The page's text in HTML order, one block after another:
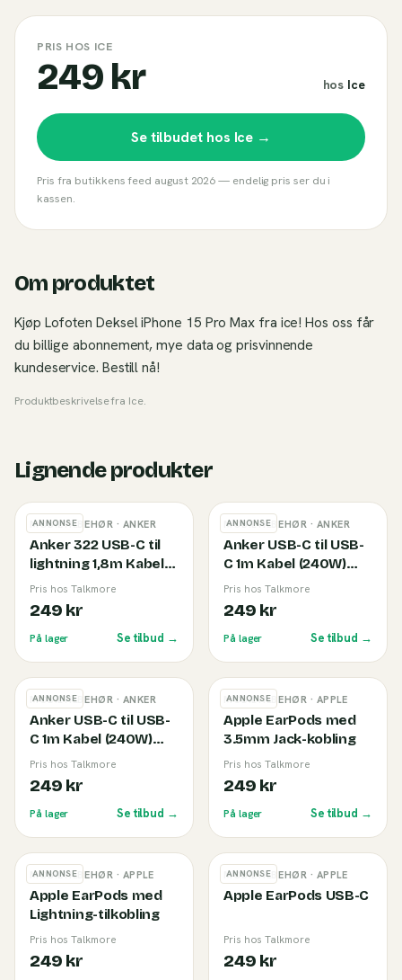
PRIS HOS ICE
249 kr hos Ice
Se tilbudet hos Ice →
Pris fra butikkens feed august 2026— endelig pris ser du i
kassen.
Om produktet
Kjøp Lofoten Deksel iPhone 15 Pro Max fra ice! Hos oss får
du billige abonnement, mye data og prisvinnende
kundeservice. Bestill nå!
Produktbeskrivelse fra Ice.
Lignende produkter
ANNONSE
MOBILTILBEHØR · ANKER
Anker 322 USB-C til
lightning 1,8m Kabel
White
Pris hos Talkmore
249 kr
På lager Se tilbud →
ANNONSE
MOBILTILBEHØR · ANKER
Anker USB-C til USB-
C 1m Kabel (240W)
Black
Pris hos Talkmore
249 kr
På lager Se tilbud →
ANNONSE
MOBILTILBEHØR · ANKER
Anker USB-C til USB-
C 1m Kabel (240W)
White
Pris hos Talkmore
249 kr
På lager Se tilbud →
ANNONSE
MOBILTILBEHØR · APPLE
Apple EarPods med
3.5mm Jack-kobling
Pris hos Talkmore
249 kr
På lager Se tilbud →
ANNONSE
MOBILTILBEHØR · APPLE
Apple EarPods med
Lightning-tilkobling
Pris hos Talkmore
249 kr
ANNONSE
MOBILTILBEHØR · APPLE
Apple EarPods USB-C
Pris hos Talkmore
249 kr